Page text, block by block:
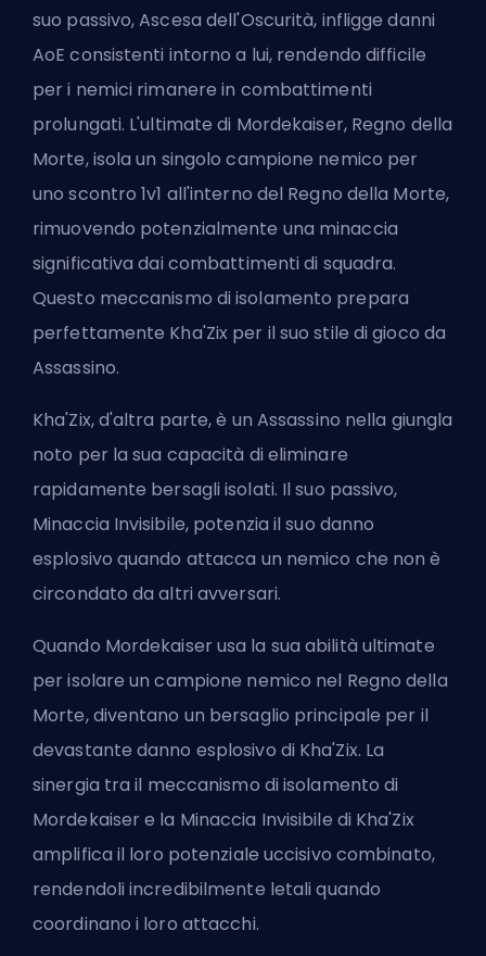
suo passivo, Ascesa dell'Oscurità, infligge danni
AoE consistenti intorno a lui, rendendo difficile
per i nemici rimanere in combattimenti
prolungati. L'ultimate di Mordekaiser, Regno della
Morte, isola un singolo campione nemico per
uno scontro 1v1 all'interno del Regno della Morte,
rimuovendo potenzialmente una minaccia
significativa dai combattimenti di squadra.
Questo meccanismo di isolamento prepara
perfettamente Kha'Zix per il suo stile di gioco da
Assassino.
Kha'Zix, d'altra parte, è un Assassino nella giungla
noto per la sua capacità di eliminare
rapidamente bersagli isolati. Il suo passivo,
Minaccia Invisibile, potenzia il suo danno
esplosivo quando attacca un nemico che non è
circondato da altri avversari.
Quando Mordekaiser usa la sua abilità ultimate
per isolare un campione nemico nel Regno della
Morte, diventano un bersaglio principale per il
devastante danno esplosivo di Kha'Zix. La
sinergia tra il meccanismo di isolamento di
Mordekaiser e la Minaccia Invisibile di Kha'Zix
amplifica il loro potenziale uccisivo combinato,
rendendoli incredibilmente letali quando
coordinano i loro attacchi.